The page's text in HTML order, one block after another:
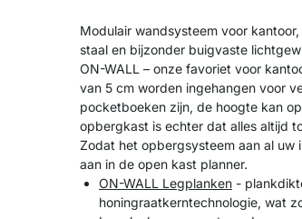
Modulair wandsysteem voor
staal en bijzonder buigvaste
ON-WALL – onze favoriet voor
van 5 cm worden ingehangen voor
pocketboeken zijn, de hoogte kan
opbergkast is echter dat alles altijd
Zodat het opbergsysteem aan al uw
aan in de open kast planner.
ON-WALL Legplanken -
honingraatkerntechnologie, wat